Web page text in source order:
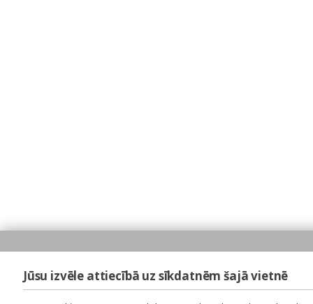
Jūsu izvēle attiecībā uz sīkdatnēm šajā vietnē